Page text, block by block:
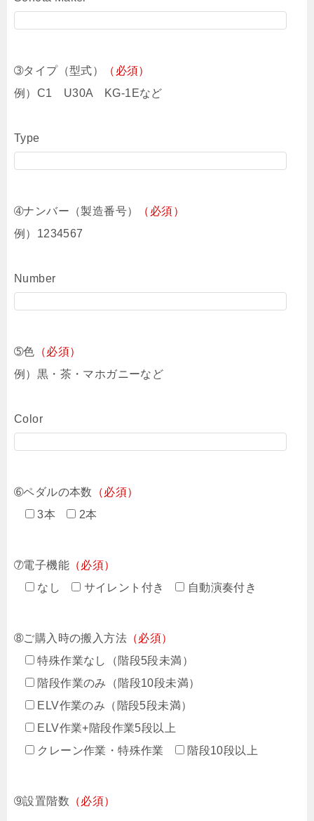
➂タイプ（型式）
（必須）
例）C1 U30A KG-1Eなど
Type
➃ナンバー（製造番号）
（必須）
例）1234567
Number
➄色 （必須）
例）黒・茶・マホガニーなど
Color
➅ペダルの本数
（必須）
3本
2本
➆電子機能 （必須）
なし
サイレント付き 自動演奏付き
➇ご購入時の搬入方法 （必須）
特殊作業なし（階段5段未満）
階段作業のみ（階段10段未満）
ELV作業のみ（階段5段未満）
ELV作業+階段作業5段以上
クレーン作業・特殊作業
階段10段以上
➈設置階数 （必須）